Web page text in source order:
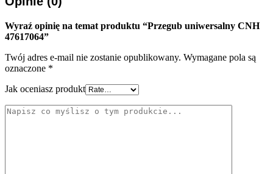
Wyraź opinię na temat produktu “Przegub uniwersalny CNH
47617064”
Twój adres e-mail nie zostanie opublikowany. Wymagane pola są
oznaczone *
Jak oceniasz produkt